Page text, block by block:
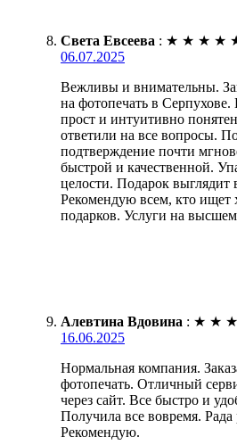
Света Евсеева : ★ ★ ★ ★
06.07.2025
Вежливы и внимательны.
на фотопечать в
прост и интуитивно
ответили на все вопросы.
подтверждение почти
быстрой и качественной.
целости. Подарок выглядит
Рекомендую всем, кто ищет
подарков. Услуги на
Алевтина Вдовина : ★ ★ ★
16.06.2025
Нормальная компания.
фотопечать. Отличный
через сайт. Все быстро и
Получила все вовремя. Рада
Рекомендую.